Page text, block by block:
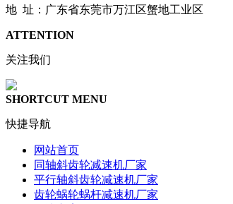
地 址：广东省东莞市万江区蟹地工业区
ATTENTION
关注我们
SHORTCUT MENU
快捷导航
网站首页
同轴斜齿轮减速机厂家
平行轴斜齿轮减速机厂家
齿轮蜗轮蜗杆减速机厂家